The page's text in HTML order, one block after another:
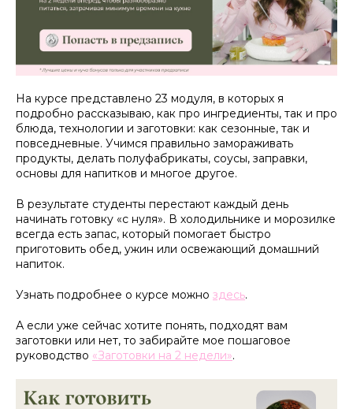
На курсе представлено 23 модуля, в которых я
подробно рассказываю, как про ингредиенты, так и про
блюда, технологии и заготовки: как сезонные, так и
повседневные. Учимся правильно замораживать
продукты, делать полуфабрикаты, соусы, заправки,
основы для напитков и многое другое.
В результате студенты перестают каждый день
начинать готовку «с нуля». В холодильнике и морозилке
всегда есть запас, который помогает быстро
приготовить обед, ужин или освежающий домашний
напиток.
Узнать подробнее о курсе можно здесь.
А если уже сейчас хотите понять, подходят вам
заготовки или нет, то забирайте мое пошаговое
руководство «Заготовки на 2 недели».